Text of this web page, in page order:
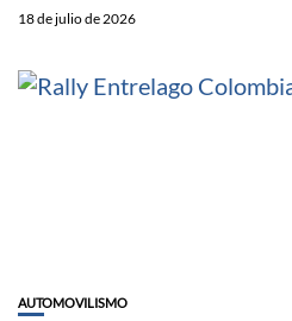
18 de julio de 2026
AUTOMOVILISMO